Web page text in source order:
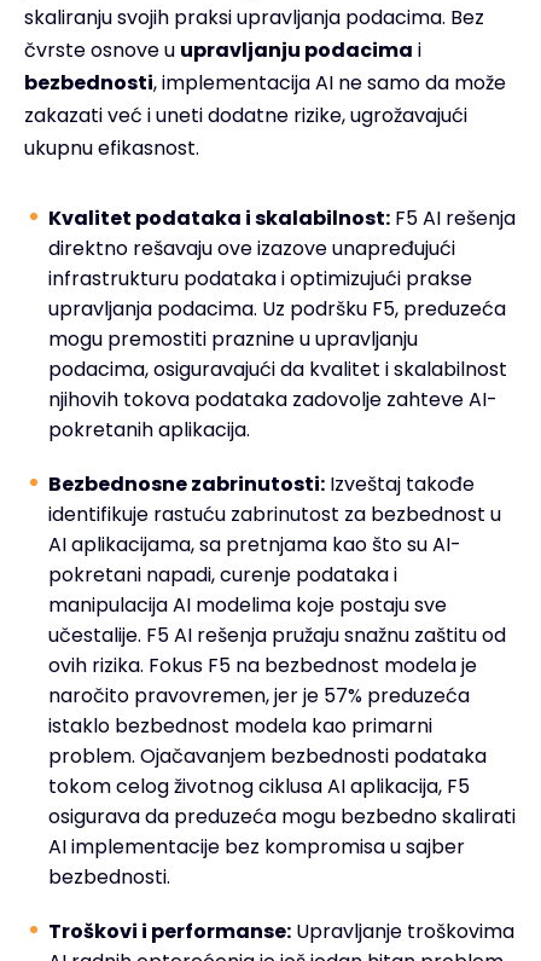
skaliranju svojih praksi upravljanja podacima. Bez
čvrste osnove u upravljanju podacima i
bezbednosti, implementacija AI ne samo da može
zakazati već i uneti dodatne rizike, ugrožavajući
ukupnu efikasnost.
Kvalitet podataka i skalabilnost: F5 AI rešenja
direktno rešavaju ove izazove unapređujući
infrastrukturu podataka i optimizujući prakse
upravljanja podacima. Uz podršku F5, preduzeća
mogu premostiti praznine u upravljanju
podacima, osiguravajući da kvalitet i skalabilnost
njihovih tokova podataka zadovolje zahteve AI-
pokretanih aplikacija.
Bezbednosne zabrinutosti: Izveštaj takođe
identifikuje rastuću zabrinutost za bezbednost u
AI aplikacijama, sa pretnjama kao što su AI-
pokretani napadi, curenje podataka i
manipulacija AI modelima koje postaju sve
učestalije. F5 AI rešenja pružaju snažnu zaštitu od
ovih rizika. Fokus F5 na bezbednost modela je
naročito pravovremen, jer je 57% preduzeća
istaklo bezbednost modela kao primarni
problem. Ojačavanjem bezbednosti podataka
tokom celog životnog ciklusa AI aplikacija, F5
osigurava da preduzeća mogu bezbedno skalirati
AI implementacije bez kompromisa u sajber
bezbednosti.
Troškovi i performanse: Upravljanje troškovima